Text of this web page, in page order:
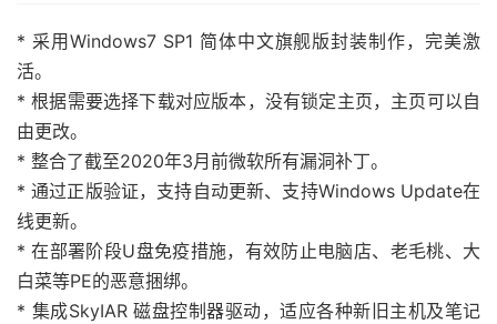
* 采用Windows7 SP1 简体中文旗舰版封装制作，完美激
活。
* 根据需要选择下载对应版本，没有锁定主页，主页可以自
由更改。
* 整合了截至2020年3月前微软所有漏洞补丁。
* 通过正版验证，支持自动更新、支持Windows Update在
线更新。
* 在部署阶段U盘免疫措施，有效防止电脑店、老毛桃、大
白菜等PE的恶意捆绑。
* 集成SkyIAR 磁盘控制器驱动，适应各种新旧主机及笔记